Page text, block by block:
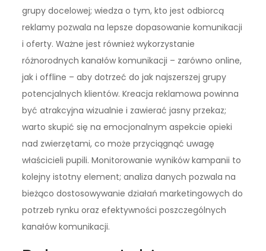
grupy docelowej; wiedza o tym, kto jest odbiorcą
reklamy pozwala na lepsze dopasowanie komunikacji
i oferty. Ważne jest również wykorzystanie
różnorodnych kanałów komunikacji – zarówno online,
jak i offline – aby dotrzeć do jak najszerszej grupy
potencjalnych klientów. Kreacja reklamowa powinna
być atrakcyjna wizualnie i zawierać jasny przekaz;
warto skupić się na emocjonalnym aspekcie opieki
nad zwierzętami, co może przyciągnąć uwagę
właścicieli pupili. Monitorowanie wyników kampanii to
kolejny istotny element; analiza danych pozwala na
bieżąco dostosowywanie działań marketingowych do
potrzeb rynku oraz efektywności poszczególnych
kanałów komunikacji.